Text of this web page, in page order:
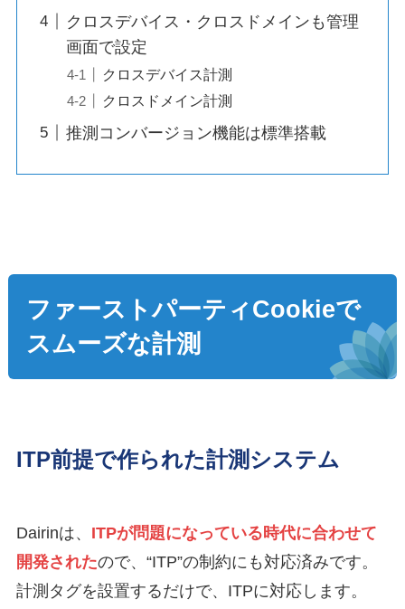
クロスデバイス・クロスドメインも管理
画面で設定
クロスデバイス計測
クロスドメイン計測
推測コンバージョン機能は標準搭載
ファーストパーティCookieで
スムーズな計測
ITP前提で作られた計測システム
Dairinは、 ITPが問題になっている時代に合わせて
開発されたので、“ITP”の制約にも対応済みです。
計測タグを設置するだけで、ITPに対応します。